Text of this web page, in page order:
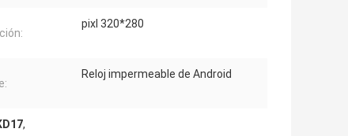
pixl 320*280
Reloj impermeable de Android
,